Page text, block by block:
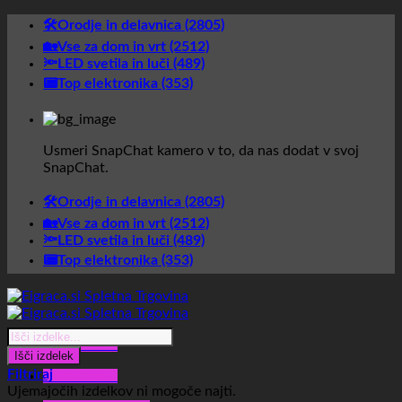
Skoči
vsebino
🛠️Orodje in delavnica (2805)
🏡Vse za dom in vrt (2512)
🔦LED svetila in luči (489)
📟Top elektronika (353)
Usmeri SnapChat kamero v to, da nas dodat v svoj
SnapChat.
🛠️Orodje in delavnica (2805)
🏡Vse za dom in vrt (2512)
🔦LED svetila in luči (489)
📟Top elektronika (353)
Glavni meni
Glavni meni
Products
search
Išči izdelek
Filtriraj
Ujemajočih izdelkov ni mogoče najti.